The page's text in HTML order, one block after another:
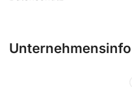
Unternehmensinfo